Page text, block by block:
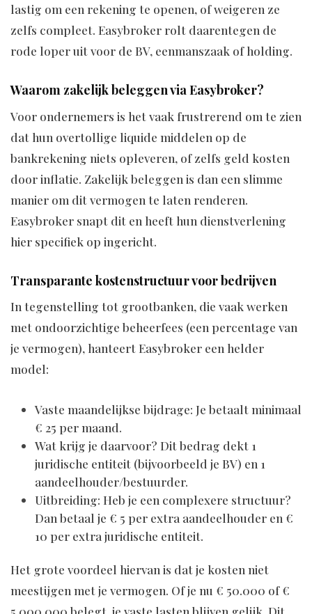
lastig om een rekening te openen, of weigeren ze
zelfs compleet. Easybroker rolt daarentegen de
rode loper uit voor de BV, eenmanszaak of holding.
Waarom zakelijk beleggen via Easybroker?
Voor ondernemers is het vaak frustrerend om te zien
dat hun overtollige liquide middelen op de
bankrekening niets opleveren, of zelfs geld kosten
door inflatie. Zakelijk beleggen is dan een slimme
manier om dit vermogen te laten renderen.
Easybroker snapt dit en heeft hun dienstverlening
hier specifiek op ingericht.
Transparante kostenstructuur voor bedrijven
In tegenstelling tot grootbanken, die vaak werken
met ondoorzichtige beheerfees (een percentage van
je vermogen), hanteert Easybroker een helder
model:
Vaste maandelijkse bijdrage: Je betaalt minimaal
€ 25 per maand.
Wat krijg je daarvoor? Dit bedrag dekt 1
juridische entiteit (bijvoorbeeld je BV) en 1
aandeelhouder/bestuurder.
Uitbreiding: Heb je een complexere structuur?
Dan betaal je € 5 per extra aandeelhouder en €
10 per extra juridische entiteit.
Het grote voordeel hiervan is dat je kosten niet
meestijgen met je vermogen. Of je nu € 50.000 of €